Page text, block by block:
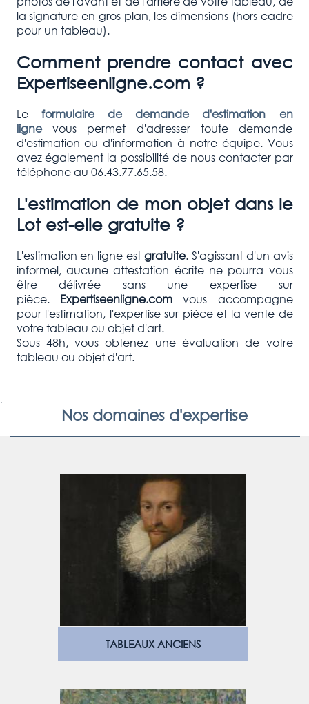
la signature en gros plan, les dimensions (hors cadre
pour un tableau).
Comment prendre contact avec
Expertiseenligne.com ?
Le formulaire de demande d'estimation en
lignevous permet d'adresser toute demande
d'estimation ou d'information à notre équipe. Vous
avez également la possibilité de nous contacter par
téléphone au 06.43.77.65.58.
L'estimation de mon objet dans le
Lot est-elle gratuite ?
L'estimation en ligne est gratuite. S'agissant d'un avis
informel, aucune attestation écrite ne pourra vous
être délivrée sans une expertise sur
pièce. Expertiseenligne.comvous accompagne
pour l'estimation, l'expertise sur pièce et la vente de
votre tableau ou objet d'art.
Sous 48h, vous obtenez une évaluation de votre
tableau ou objet d'art.
.
Nos domaines d'expertise
TABLEAUX ANCIENS